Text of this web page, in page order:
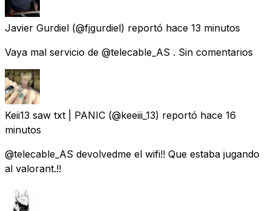
Javier Gurdiel (@fjgurdiel) reportó hace 13 minutos
Vaya mal servicio de @telecable_AS . Sin comentarios
Keii13 saw txt | PANIC (@keeiii_13) reportó hace 16
minutos
@telecable_AS devolvedme el wifi!! Que estaba jugando
al valorant.!!